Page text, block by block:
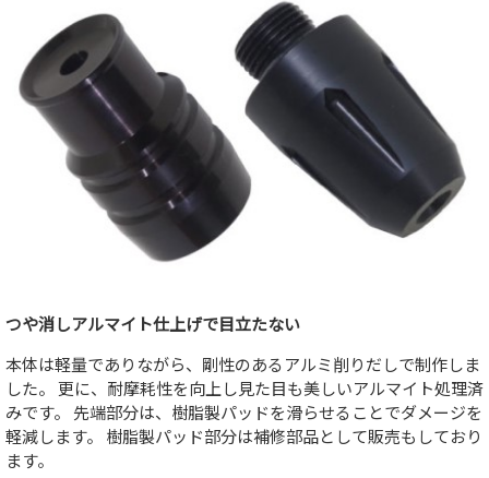
つや消しアルマイト仕上げで目立たない
本体は軽量でありながら、剛性のあるアルミ削りだしで制作しま
した。 更に、耐摩耗性を向上し見た目も美しいアルマイト処理済
みです。 先端部分は、樹脂製パッドを滑らせることでダメージを
軽減します。 樹脂製パッド部分は補修部品として販売もしており
ます。